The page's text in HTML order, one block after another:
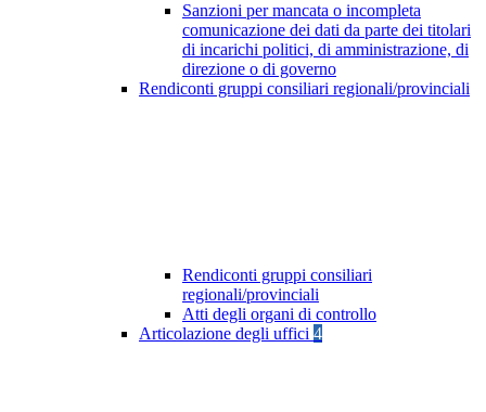
Sanzioni per mancata o incompleta
comunicazione dei dati da parte dei titolari
di incarichi politici, di amministrazione, di
direzione o di governo
Rendiconti gruppi consiliari regionali/provinciali
Rendiconti gruppi consiliari
regionali/provinciali
Atti degli organi di controllo
Articolazione degli uffici 4